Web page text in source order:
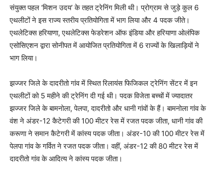
संयुक्त पहल ‘मिशन उदय’ के तहत ट्रेनिंग मिली थी। प्रोग्राम से जुड़े कुल 6
एथलीटों ने इस राज्य स्तरीय प्रतियोगिता में भाग लिया और 4 पदक जीते।
एथलेटिक्स हरियाणा, एथलेटिक्स फेडरेशन ऑफ इंडिया और हरियाणा ओलंपिक
एसोसिएशन द्वारा सोनीपत में आयोजित प्रतियोगिता में 6 राज्यों के खिलाड़ियों ने
भाग लिया।
झज्जर जिले के दादरीतो गांव में स्थित रिलायंस फिजिकल ट्रेनिंग सेंटर में इन
एथलीटों को 5 महीने की ट्रेनिंग दी गई थी। पदक विजेता बच्चों में ज्यादातर
झज्जर जिले के बामनोला, पेलपा, दादरीतो और धानी गांवों के हैं। बामनोला गांव के
वंश ने अंडर-12 कैटेगरी की 100 मीटर रेस में रजत पदक जीता, धानी गांव की
करूणा ने समान कैटेगरी में कांस्य पदक जीता। अंडर-10 की 100 मीटर रेस में
पेलपा गांव के गर्वित ने रजत पदक जीता। वहीं, अंडर-12 की 80 मीटर रेस में
दादरीतो गांव के आदित्य ने कांस्य पदक जीता।